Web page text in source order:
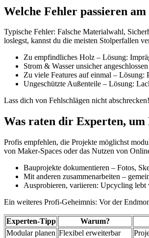
Welche Fehler passieren
Typische Fehler: Falsche Materialwahl,
loslegst, kannst du die meisten Stolperfallen
Zu empfindliches Holz – Lösung:
Strom & Wasser unsicher
Zu viele Features auf einmal – Lösung:
Ungeschützte Außenteile – Lösung:
Lass dich von Fehlschlägen nicht
Was raten dir Experten,
Profis empfehlen, die Projekte möglichst
von Maker-Spaces oder das Nutzen von
Bauprojekte dokumentieren – Fotos,
Mit anderen zusammenarbeiten –
Ausprobieren, variieren: Upcycling lebt
Ein weiteres Profi-Geheimnis: Vor der
Experten-Tipp Warum?
Modular planen Flexibel erweiterbar